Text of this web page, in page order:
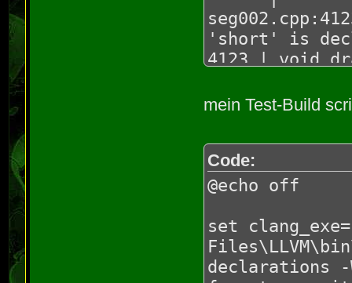
'short' is
4123 | void
|
from
'signed char'
63 |
|
mein Test-Build
Code:
@echo off
set
declarations -